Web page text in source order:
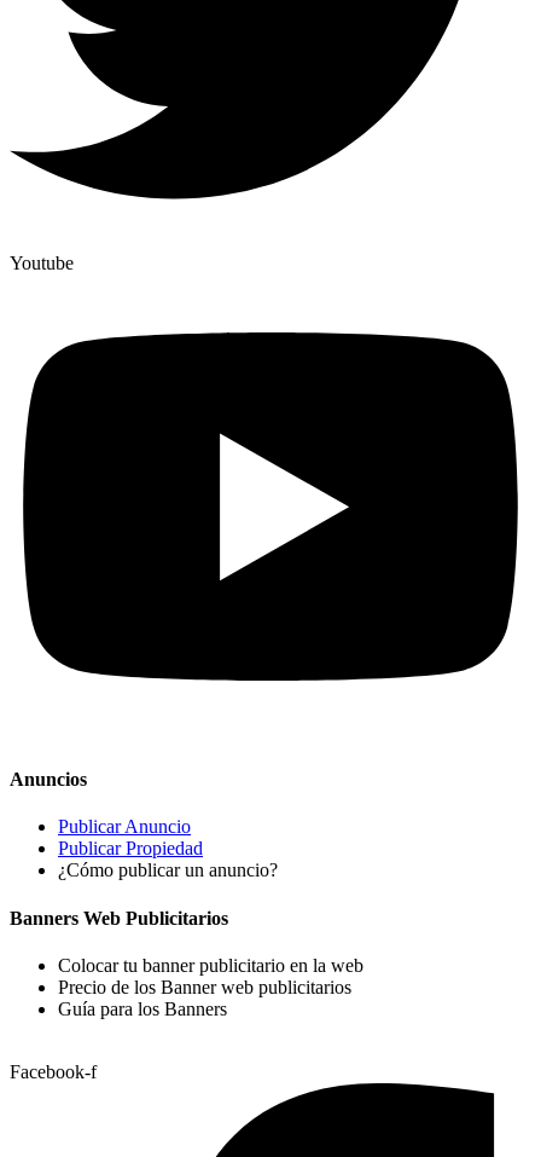
Youtube
Anuncios
Publicar Anuncio
Publicar Propiedad
¿Cómo publicar un anuncio?
Banners Web Publicitarios
Colocar tu banner publicitario en la web
Precio de los Banner web publicitarios
Guía para los Banners
Facebook-f